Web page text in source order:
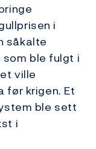
i
såkalte
som ble fulgt i
ville
før krigen. Et
ble sett
i